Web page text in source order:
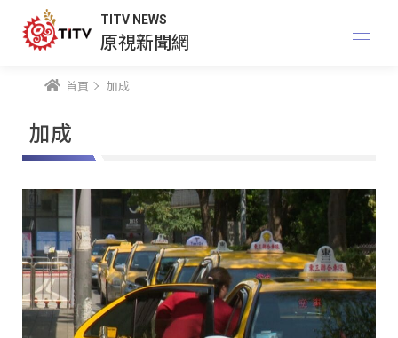
TITV NEWS
原視新聞網
首頁 加成
加成